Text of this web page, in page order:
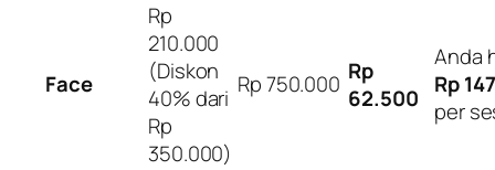
Face
Rp
210.000
(Diskon
40% dari
Rp
350.000)
Rp 750.000 Rp
62.500
Anda
Rp
per